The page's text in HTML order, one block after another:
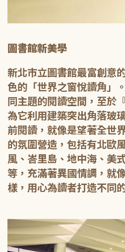
圖書館新美學
新北市立圖書館最富創意
色的「世界之窗悅讀角」
同主題的閱讀空間，至於
為它利用建築突出角落玻
前閱讀，就像是望著全世
的氛圍營造，包括有北歐
風、峇里島、地中海、美
等，充滿著異國情調，就
樣，用心為讀者打造不同